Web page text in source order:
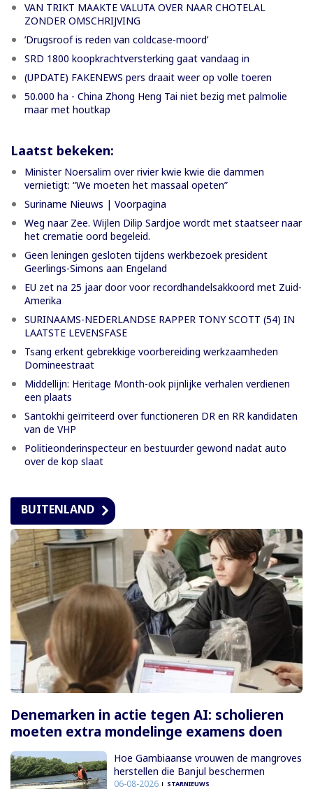
VAN TRIKT MAAKTE VALUTA OVER NAAR CHOTELAL
ZONDER OMSCHRIJVING
’Drugsroof is reden van coldcase-moord’
SRD 1800 koopkrachtversterking gaat vandaag in
(UPDATE) FAKENEWS pers draait weer op volle toeren
50.000 ha - China Zhong Heng Tai niet bezig met palmolie
maar met houtkap
Laatst bekeken:
Minister Noersalim over rivier kwie kwie die dammen
vernietigt: “We moeten het massaal opeten”
Suriname Nieuws | Voorpagina
Weg naar Zee. Wijlen Dilip Sardjoe wordt met staatseer naar
het crematie oord begeleid.
Geen leningen gesloten tijdens werkbezoek president
Geerlings-Simons aan Engeland
EU zet na 25 jaar door voor recordhandelsakkoord met Zuid-
Amerika
SURINAAMS-NEDERLANDSE RAPPER TONY SCOTT (54) IN
LAATSTE LEVENSFASE
Tsang erkent gebrekkige voorbereiding werkzaamheden
Domineestraat
Middellijn: Heritage Month-ook pijnlijke verhalen verdienen
een plaats
Santokhi geïrriteerd over functioneren DR en RR kandidaten
van de VHP
Politieonderinspecteur en bestuurder gewond nadat auto
over de kop slaat
BUITENLAND
Denemarken in actie tegen AI: scholieren
moeten extra mondelinge examens doen
Hoe Gambiaanse vrouwen de mangroves
herstellen die Banjul beschermen
06-08-2026 STARNIEUWS